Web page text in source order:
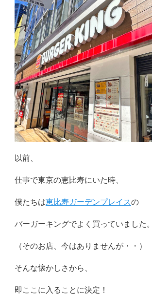
以前、
仕事で東京の恵比寿にいた時、
僕たちは恵比寿ガーデンプレイスの
バーガーキングでよく買っていました。
（そのお店、今はありませんが・・）
そんな懐かしさから、
即ここに入ることに決定！